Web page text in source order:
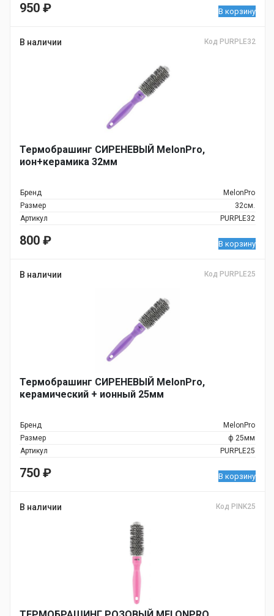
950 ₽ В корзину
В наличии Код PURPLE32
Термобрашинг СИРЕНЕВЫЙ MelonPro,
ион+керамика 32мм
Бренд
MelonPro
Размер
32см.
Артикул
PURPLE32
800 ₽ В корзину
В наличии Код PURPLE25
Термобрашинг СИРЕНЕВЫЙ MelonPro,
керамический + ионный 25мм
Бренд
MelonPro
Размер
ф 25мм
Артикул
PURPLE25
750 ₽ В корзину
В наличии Код PINK25